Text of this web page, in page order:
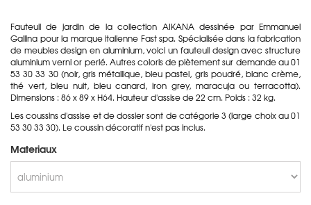
Fauteuil de jardin de la collection AIKANA dessinée par Emmanuel
Gallina pour la marque italienne Fast spa. Spécialisée dans la fabrication
de meubles design en aluminium, voici un fauteuil design avec structure
aluminium verni or perlé. Autres coloris de piètement sur demande au 01
53 30 33 30 (noir, gris métallique, bleu pastel, gris poudré, blanc crème,
thé vert, bleu nuit, bleu canard, iron grey, maracuja ou terracotta).
Dimensions : 86 x 89 x H64. Hauteur d'assise de 22 cm. Poids : 32 kg.
Les coussins d'assise et de dossier sont de catégorie 3 (large choix au 01
53 30 33 30). Le coussin décoratif n'est pas inclus.
Materiaux